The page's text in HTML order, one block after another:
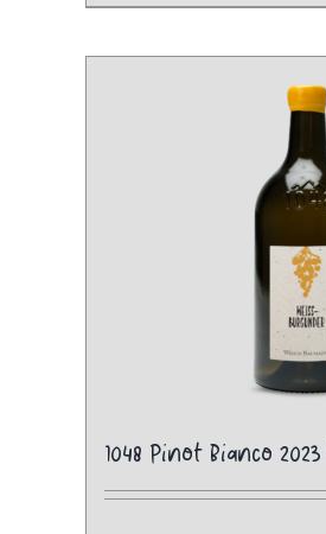
1048 Pinot Bianco